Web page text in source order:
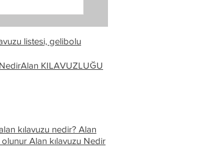
listesi, gelibolu
Alan KILAVUZLUĞU
kılavuzu nedir? Alan
olunur Alan kılavuzu Nedir